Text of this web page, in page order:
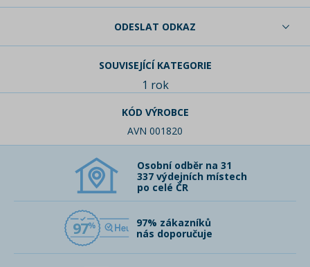
ODESLAT ODKAZ
SOUVISEJÍCÍ KATEGORIE
1 rok
KÓD VÝROBCE
AVN 001820
Osobní odběr na 31
337 výdejních místech
po celé ČR
97
97% zákazníků
nás doporučuje